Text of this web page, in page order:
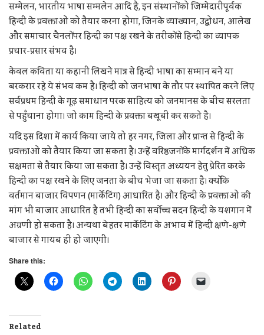
सम्मेलन, भारतीय भाषा सम्मलेन आदि है, इन संस्थानों को जिम्मेदारीपूर्वक
हिन्दी के प्रवक्ताओं को तैयार करना होगा, जिनके व्याख्यान, उद्बोधन, आलेख
और समाचार चैनलों पर हिन्दी का पक्ष रखने के तरीकों से हिन्दी का व्यापक
प्रचार-प्रसार संभव है।
केवल कविता या कहानी लिखने मात्र से हिन्दी भाषा का सम्मान बने या
बरकरार रहे ये संभव कम है। हिन्दी को जनभाषा के तौर पर स्थापित करने लिए
सर्वप्रथम हिन्दी के गूढ़ समाधान परक साहित्य को जनमानस के बीच सरलता
से पहुँचाना होगा। जो काम हिन्दी के प्रवक्ता बखूबी कर सकते है।
यदि इस दिशा में कार्य किया जाये तो हर नगर, जिला और प्रान्त से हिन्दी के
प्रवक्ताओं को तैयार किया जा सकता है। उन्हें वरिष्ठजनों के मार्गदर्शन में अधिक
सक्षमता से तैयार किया जा सकता है। उन्हें विस्तृत अध्ययन हेतु प्रेरित करके
हिन्दी का पक्ष रखने के लिए जनता के बीच भेजा जा सकता है। क्योंकि
वर्तमान बाजार विपणन (मार्केटिंग) आधारित है। और हिन्दी के प्रवक्ताओं की
मांग भी बाजार आधारित है तभी हिन्दी का सर्वोच्च सदन हिन्दी के यशगान में
अग्रणी हो सकता है। अन्यथा बेहतर मार्केटिंग के अभाव में हिन्दी क्षणे-क्षणे
बाजार से गायब ही हो जाएगी।
Share this:
Related